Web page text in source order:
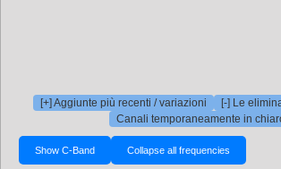
[+] Aggiunte più recenti / variazioni
[-] Le
Canali temporaneamente in